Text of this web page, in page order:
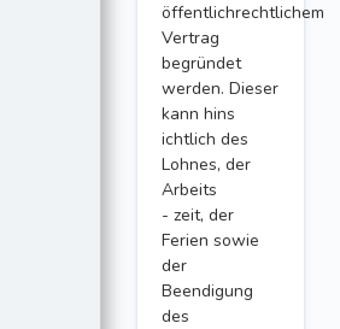
öffentlichrechtlichem
Vertrag
begründet
werden. Dieser
kann hins
ichtlich des
Lohnes, der
Arbeits
- zeit, der
Ferien sowie
der
Beendigung
des